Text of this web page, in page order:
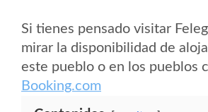
Si tienes pensado visitar
mirar la disponibilidad de
este pueblo o en los pueblos
Booking.com